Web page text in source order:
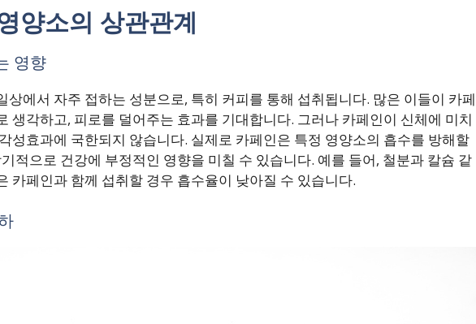
양소의 상관관계
영향
상에서 자주 접하는 성분으로, 특히 커피를 통해 섭취됩니다. 많은 이들이 카페
생각하고, 피로를 덜어주는 효과를 기대합니다. 그러나 카페인이 신체에 미치
성효과에 국한되지 않습니다. 실제로 카페인은 특정 영양소의 흡수를 방해할
적으로 건강에 부정적인 영향을 미칠 수 있습니다. 예를 들어, 철분과 칼슘 같
카페인과 함께 섭취할 경우 흡수율이 낮아질 수 있습니다.